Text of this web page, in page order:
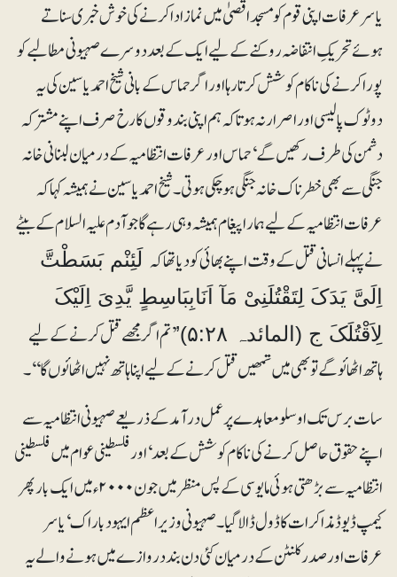
یاسرعرفات اپنی قوم کو مسجد اقصیٰ میں نماز ادا کرنے کی خوش خبری سناتے
ہوئے تحریکِ انتفاضہ روکنے کے لیے ایک کے بعد دوسرے صہیونی مطالبے کو
پورا کرنے کی ناکام کوشش کرتا رہا اور اگر حماس کے بانی شیخ احمد یاسین کی یہ
دوٹوک پالیسی اور اصرار نہ ہوتا کہ ہم اپنی بندوقوں کا رخ صرف اپنے مشترکہ
دشمن کی طرف رکھیں گے‘ حماس اور عرفات انتظامیہ کے درمیان لبنانی خانہ
جنگی سے بھی خطرناک خانہ جنگی ہوچکی ہوتی۔ شیخ احمد یاسین نے ہمیشہ کہا کہ
عرفات انتظامیہ کے لیے ہمارا پیغام ہمیشہ وہی رہے گا جو آدم علیہ السلام کے بیٹے
نے پہلے انسانی قتل کے وقت اپنے بھائی کو دیا تھاکہ لَئِنْم بَسَطْتَّ
اِلَیَّ یَدَکَ لِتَقْتُلَنِیْ مَآ اَنَابِبَاسِطٍ یَّدِیَ اِلَیْکَ
لِاَقْتُلَکَ ج (المائدہ ۵:۲۸)’
’تم اگر مجھے قتل کرنے کے لیے
ہاتھ اٹھائو گے تو بھی میں تمھیں قتل کرنے کے لیے اپنا ہاتھ نہیں اٹھائوں گا‘‘۔
سات برس تک اوسلو معاہدے پر عمل درآمد کے ذریعے صہیونی انتظامیہ سے
اپنے حقوق حاصل کرنے کی ناکام کوشش کے بعد‘ اور فلسطینی عوام میں فلسطینی
انتظامیہ سے بڑھتی ہوئی مایوسی کے پس منظر میں جون ۲۰۰۰ء میں ایک بار پھر
کیمپ ڈیوڈ مذاکرات کا ڈول ڈالا گیا۔ صہیونی وزیراعظم ایہود باراک‘ یاسر
عرفات اور صدر کلنٹن کے درمیان کئی دن بند دروازے میں ہونے والے یہ